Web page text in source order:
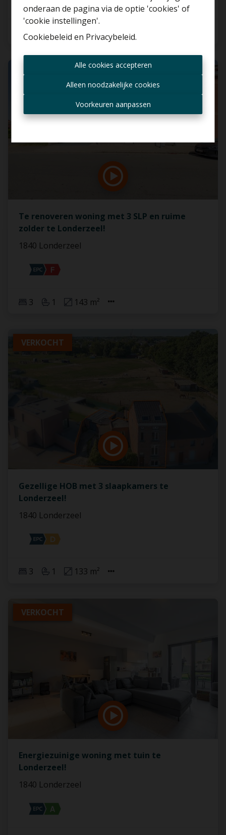
onderaan de pagina via de optie 'cookies' of
'cookie instellingen'.
Cookiebeleid en Privacybeleid.
Alle cookies accepteren
Alleen noodzakelijke cookies
Voorkeuren aanpassen
150 m²
VERKOCHT
Te renoveren woning met 3 SLP en ruime
zolder te Londerzeel!
1840 Londerzeel
3 1 143 m²
VERKOCHT
Gezellige HOB met 3 slaapkamers te
Londerzeel!
1840 Londerzeel
3 1 133 m²
VERKOCHT
Energiezuinige woning met tuin te
Londerzeel!
1840 Londerzeel
Gratis schatting
Altijd als eerste op de
hoogte zijn van nieuwe
aanbiedingen?
Ontvang aanbod per mail